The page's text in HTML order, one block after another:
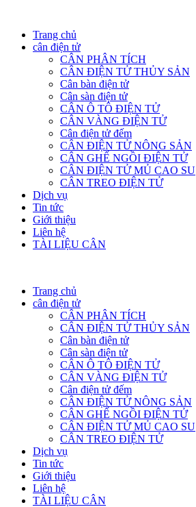
Trang chủ
cân điện tử
CÂN PHÂN TÍCH
CÂN ĐIỆN TỬ THỦY SẢN
Cân bàn điện tử
Cân sàn điện tử
CÂN Ô TÔ ĐIỆN TỬ
CÂN VÀNG ĐIỆN TỬ
Cân điện tử đếm
CÂN ĐIỆN TỬ NÔNG SẢN
CÂN GHẾ NGỒI ĐIỆN TỬ
CÂN ĐIỆN TỬ MỦ CAO SU
CÂN TREO ĐIỆN TỬ
Dịch vụ
Tin tức
Giới thiệu
Liên hệ
TÀI LIỆU CÂN
Trang chủ
cân điện tử
CÂN PHÂN TÍCH
CÂN ĐIỆN TỬ THỦY SẢN
Cân bàn điện tử
Cân sàn điện tử
CÂN Ô TÔ ĐIỆN TỬ
CÂN VÀNG ĐIỆN TỬ
Cân điện tử đếm
CÂN ĐIỆN TỬ NÔNG SẢN
CÂN GHẾ NGỒI ĐIỆN TỬ
CÂN ĐIỆN TỬ MỦ CAO SU
CÂN TREO ĐIỆN TỬ
Dịch vụ
Tin tức
Giới thiệu
Liên hệ
TÀI LIỆU CÂN